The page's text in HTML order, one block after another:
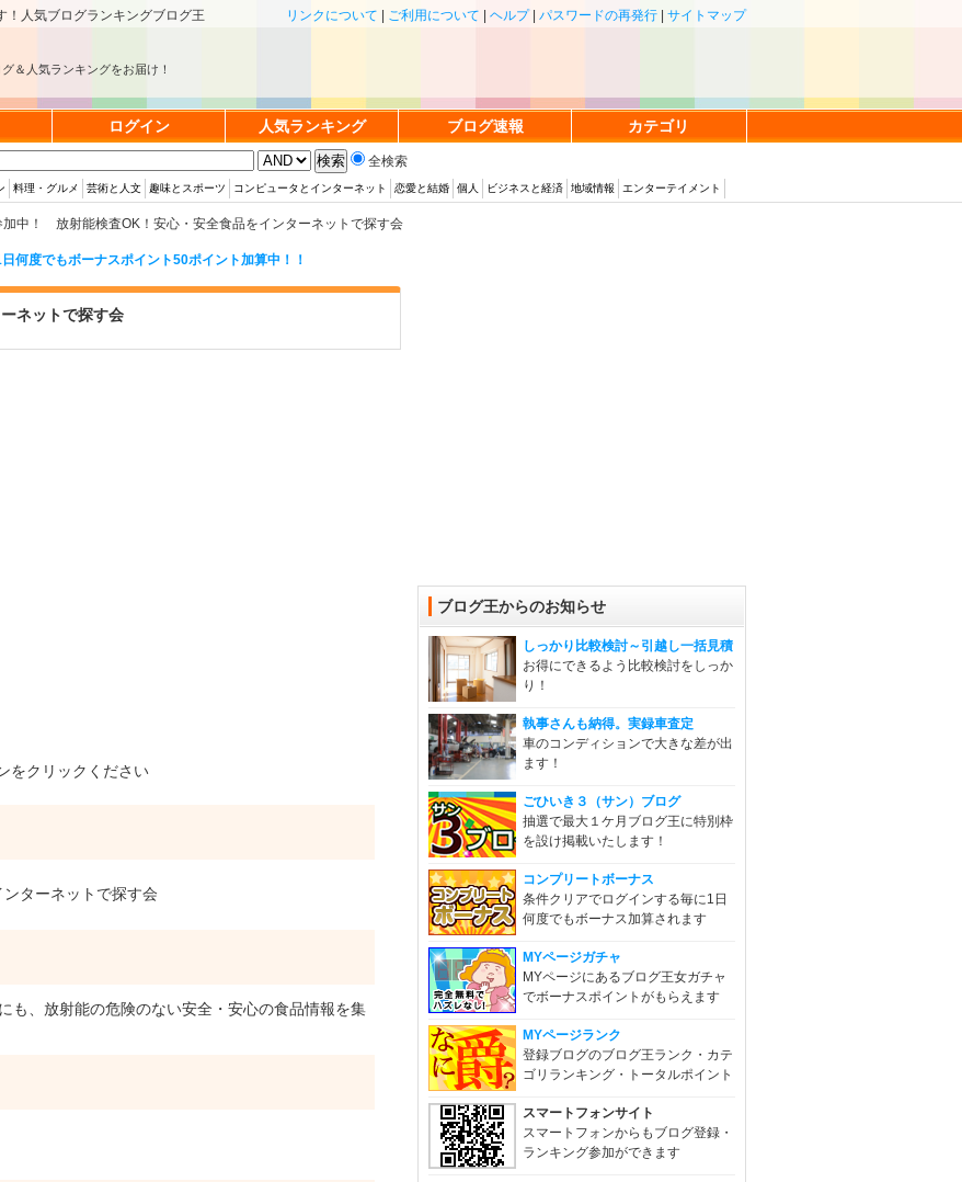
！人気ブログランキングブログ王 リンクについて ご利用について ヘルプ| パスワードの再発行 サイトマップ
＆人気ランキングをお届け！
ログイン 人気ランキング ブログ速報 カテゴリ
全検索
料理・グルメ 芸術と人文 趣味とスポーツ コンピュータとインターネット 恋愛と結婚 個人 ビジネスと経済 地域情報 エンターテイメント
加中！ 放射能検査OK！安心・安全食品をインターネットで探す会
何度でもボーナスポイント50ポイント加算中！！
ネットで探す会
をクリックください
ターネットで探す会
も、放射能の危険のない安全・安心の食品情報を集
ブログ王からのお知らせ
しっかり比較検討～引越し一括見積
お得にできるよう比較検討をしっか
り！
執事さんも納得。実録車査定
車のコンディションで大きな差が出
ます！
ごひいき３（サン）ブログ
抽選で最大１ケ月ブログ王に特別枠
を設け掲載いたします！
コンプリートボーナス
条件クリアでログインする毎に1日
何度でもボーナス加算されます
MYページガチャ
MYページにあるブログ王女ガチャ
でボーナスポイントがもらえます
MYページランク
登録ブログのブログ王ランク・カテ
ゴリランキング・トータルポイント
スマートフォンサイト
スマートフォンからもブログ登録・
ランキング参加ができます